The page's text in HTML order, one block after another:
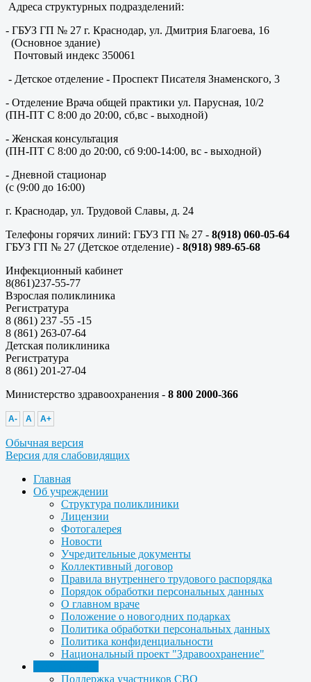
Адреса структурных подразделений:
- ГБУЗ ГП № 27 г. Краснодар, ул. Дмитрия Благоева, 16
(Основное здание)
Почтовый индекс 350061
- Детское отделение - Проспект Писателя Знаменского, 3
- Отделение Врача общей практики ул. Парусная, 10/2
(ПН-ПТ С 8:00 до 20:00, сб,вс - выходной)
- Женская консультация
(ПН-ПТ С 8:00 до 20:00, сб 9:00-14:00, вс - выходной)
- Дневной стационар
(с (9:00 до 16:00)
г. Краснодар, ул. Трудовой Славы, д. 24
Телефоны горячих линий: ГБУЗ ГП № 27 - 8(918) 060-05-64
ГБУЗ ГП № 27 (Детское отделение) - 8(918) 989-65-68
Инфекционный кабинет
8(861)237-55-77
Взрослая поликлиника
Регистратура
8 (861) 237 -55 -15
8 (861) 263-07-64
Детская поликлиника
Регистратура
8 (861) 201-27-04
Министерство здравоохранения - 8 800 2000-366
A- A A+
Обычная версия
Версия для слабовидящих
Главная
Об учреждении
Структура поликлиники
Лицензии
Фотогалерея
Новости
Учредительные документы
Коллективный договор
Правила внутреннего трудового распорядка
Порядок обработки персональных данных
О главном враче
Положение о новогодних подарках
Политика обработки персональных данных
Политика конфиденциальности
Национальный проект "Здравоохранение"
Поддержка участников СВО